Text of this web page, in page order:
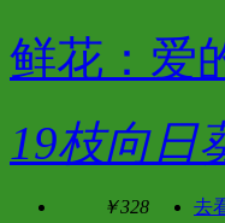
鲜花：爱
19枝向日
￥328 去